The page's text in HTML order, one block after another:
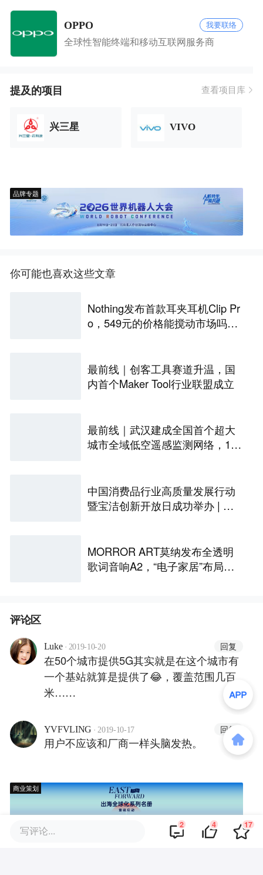
OPPO 我要联络
全球性智能终端和移动互联网服务商
提及的项目 查看项目库
兴三星 VIVO
品牌专题
你可能也喜欢这些文章
Nothing发布首款耳夹耳机Clip Pr
o，549元的价格能搅动市场吗？
最前线｜创客工具赛道升温，国
内首个Maker Tool行业联盟成立
最前线｜武汉建成全国首个超大
城市全域低空遥感监测网络，146
中国消费品行业高质量发展行动
暨宝洁创新开放日成功举办 | 最
MORROR ART莫纳发布全透明
歌词音响A2，“电子家居”布局更
评论区
Luke · 2019-10-20 回复
在50个城市提供5G其实就是在这个城市有
一个基站就算是提供了😂，覆盖范围几百
米……
YVFVLING · 2019-10-17 回复
用户不应该和厂商一样头脑发热。
商业策划
写评论... 2 4 17